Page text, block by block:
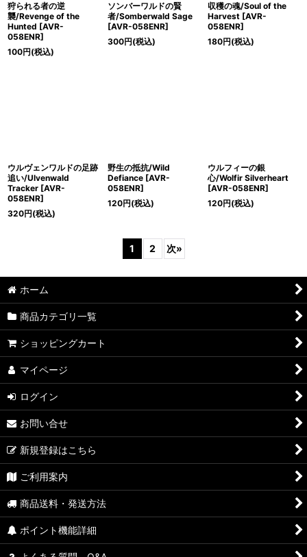
狩られる者の逆
襲/Revenge of the
Hunted [AVR-
058ENR]
100円(税込)
ソンバーワルドの賢
者/Somberwald Sage
[AVR-058ENR]
300円(税込)
収穫の魂/Soul of the
Harvest [AVR-
058ENR]
180円(税込)
ウルヴェンワルドの足跡
追い/Ulvenwald
Tracker [AVR-
058ENR]
320円(税込)
野生の抵抗/Wild
Defiance [AVR-
058ENR]
120円(税込)
ウルフィーの銀
心/Wolfir Silverheart
[AVR-058ENR]
120円(税込)
1 2 次»
ホーム
商品カテゴリ一覧
ショッピングカート
マイページ
ログイン
お問い合せ
新規登録はこちら
ご利用案内
商品送料・発送方法
ポイント機能詳細